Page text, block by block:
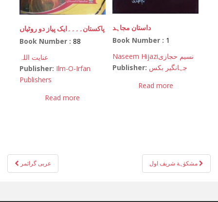
پاکستان۔۔۔۔ایک پیاز دو روٹیاں
Book Number : 88
عنایت اللہ
Publisher: Ilm-O-Irfan
Publishers
Read more
داستان مجاہد
Book Number : 1
Naseem Hijaziنسیم حجازی
Publisher: جہانگیر بکس
Read more
Post
navigation
عربی گرائمر